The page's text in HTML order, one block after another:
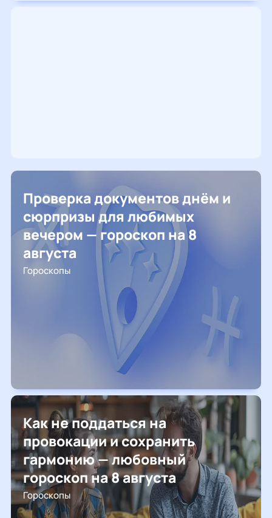
Проверка документов днём и
сюрпризы для любимых
вечером — гороскоп на 8
августа
Гороскопы
Как не поддаться на
провокации и сохранить
гармонию — любовный
гороскоп на 8 августа
Гороскопы